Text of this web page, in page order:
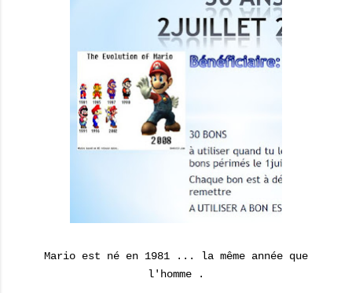
Mario est né en 1981 ... la même année que
l'homme .